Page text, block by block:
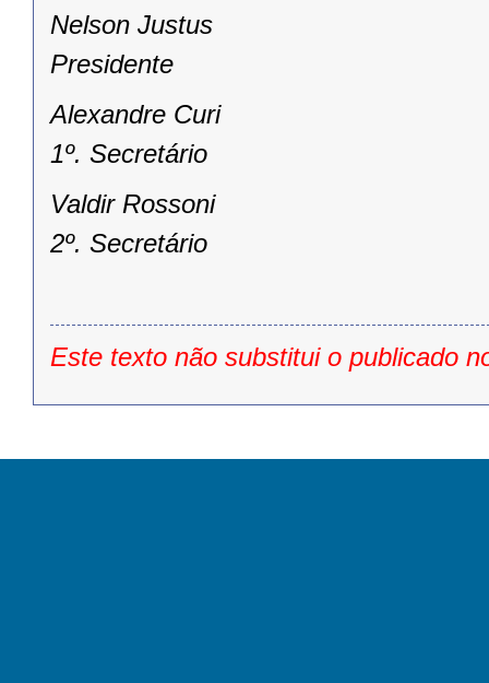
Nelson Justus
Presidente
Alexandre Curi
1º. Secretário
Valdir Rossoni
2º. Secretário
Este texto não substitui o publicado